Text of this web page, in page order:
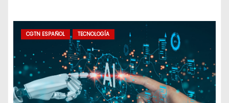
CGTN ESPAÑOL TECNOLOGÍA